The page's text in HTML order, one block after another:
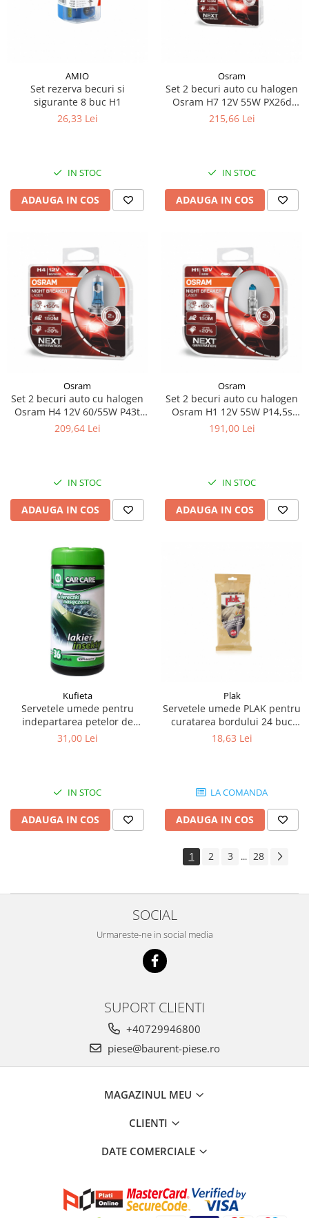
Piese Busch
Piese Schiltrac
Piese Isuzu
Piese Rapid
Piese Benny
Piese Striegel
Piese Stiga
Piese Samuk
Piese Sakai
Piese Rasant
Piese Grillo
Piese Cub Cadet
Piese Chikusui
Piese Universal
Piese Stamford
Piese PMI
Piese Pingon
Piese Lister Petter
Piese Intrac
Piese Hinomoto
Piese Farymann
Piese Atlas
Piese Gianni Ferrari
Piese Irus
Piese Güldner
Piese Roughrider
Piese Dinolift
AMIO
Set rezerva becuri si
sigurante 8 buc H1
26,33 Lei
IN STOC
ADAUGA IN COS
Osram
Set 2 becuri auto cu halogen
Osram H7 12V 55W PX26d
Night Breaker Laser +150%
215,66 Lei
IN STOC
ADAUGA IN COS
Osram
Set 2 becuri auto cu halogen
Osram H4 12V 60/55W P43t
Night Breaker Laser +150%
209,64 Lei
IN STOC
ADAUGA IN COS
Osram
Set 2 becuri auto cu halogen
Osram H1 12V 55W P14,5s
Night Breaker Unlimited
191,00 Lei
IN STOC
ADAUGA IN COS
Kufieta
Servetele umede pentru
indepartarea petelor de
insecte 36 buc
31,00 Lei
IN STOC
ADAUGA IN COS
Plak
Servetele umede PLAK pentru
curatarea bordului 24 buc
Flori polineze
18,63 Lei
LA COMANDA
ADAUGA IN COS
1 2 3 ... 28
SOCIAL
Urmareste-ne in social media
SUPORT CLIENTI
+40729946800
piese@baurent-piese.ro
MAGAZINUL MEU
CLIENTI
DATE COMERCIALE